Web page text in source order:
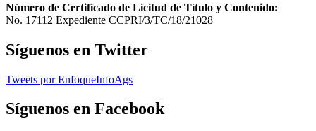
Número de Certificado de Licitud de Título y Contenido:
No. 17112 Expediente CCPRI/3/TC/18/21028
Síguenos en Twitter
Tweets por EnfoqueInfoAgs
Síguenos en Facebook